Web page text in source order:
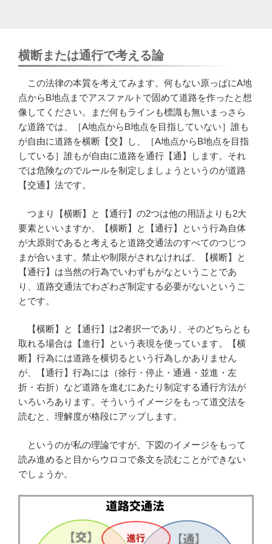
横断または通行で考える論
この法律の本質を考えてみます。何もない原っぱにA地
点からB地点までアスファルトで固めて道路を作ったと想
像してください。まだ何もラインも標識も無いまっさら
な道路では、［A地点からB地点を目指していない］誰も
が自由に道路を横断【交】し、［A地点からB地点を目指
している］誰もが自由に道路を通行【通】します。それ
では危険なのでルールを制定しましょうというのが道路
【交通】法です。
つまり【横断】と【通行】の2つは他の用語よりも2大
要素といいますか、【横断】と【通行】という行為自体
が大原則であると考えると道路交通法のすべてのつじつ
まが合います。禁止や制限がされなければ、【横断】と
【通行】は当然の行為でいわずもがなということであ
り、道路交通法でわざわざ制定する必要がないというこ
とです。
【横断】と【通行】は2者択一であり、そのどちらとも
取れる場合は【進行】という表現を使っています。【横
断】行為には道路を横切るという行為しかありません
が、【通行】行為には（徐行・停止・通過・並進・左
折・右折）など道路を進むにあたり制定する通行方法が
いろいろあります。そういうイメージをもって道交法を
読むと、理解度が格段にアップします。
というのが私の理論ですが、下図のイメージをもって
読み進めると目からウロコで条文を読むことができない
でしょうか。